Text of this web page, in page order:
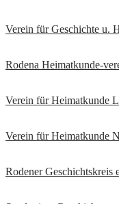
Verein für Geschichte u.
Rodena Heimatkunde-
Verein für Heimatkunde
Verein für Heimatkunde
Rodener Geschichtskreis